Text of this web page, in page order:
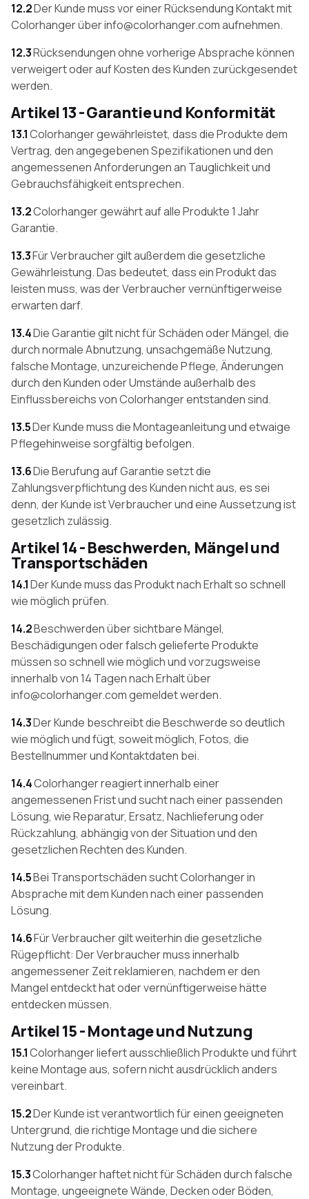
12.2Der Kunde muss vor einer Rücksendung Kontakt mit
Colorhanger über info@colorhanger.com aufnehmen.
12.3Rücksendungen ohne vorherige Absprache können
verweigert oder auf Kosten des Kunden zurückgesendet
werden.
Artikel 13 - Garantie und Konformität
13.1Colorhanger gewährleistet, dass die Produkte dem
Vertrag, den angegebenen Spezifikationen und den
angemessenen Anforderungen an Tauglichkeit und
Gebrauchsfähigkeit entsprechen.
13.2Colorhanger gewährt auf alle Produkte 1 Jahr
Garantie.
13.3Für Verbraucher gilt außerdem die gesetzliche
Gewährleistung. Das bedeutet, dass ein Produkt das
leisten muss, was der Verbraucher vernünftigerweise
erwarten darf.
13.4Die Garantie gilt nicht für Schäden oder Mängel, die
durch normale Abnutzung, unsachgemäße Nutzung,
falsche Montage, unzureichende Pflege, Änderungen
durch den Kunden oder Umstände außerhalb des
Einflussbereichs von Colorhanger entstanden sind.
13.5Der Kunde muss die Montageanleitung und etwaige
Pflegehinweise sorgfältig befolgen.
13.6Die Berufung auf Garantie setzt die
Zahlungsverpflichtung des Kunden nicht aus, es sei
denn, der Kunde ist Verbraucher und eine Aussetzung ist
gesetzlich zulässig.
Artikel 14 - Beschwerden, Mängel und
Transportschäden
14.1Der Kunde muss das Produkt nach Erhalt so schnell
wie möglich prüfen.
14.2Beschwerden über sichtbare Mängel,
Beschädigungen oder falsch gelieferte Produkte
müssen so schnell wie möglich und vorzugsweise
innerhalb von 14 Tagen nach Erhalt über
info@colorhanger.com gemeldet werden.
14.3Der Kunde beschreibt die Beschwerde so deutlich
wie möglich und fügt, soweit möglich, Fotos, die
Bestellnummer und Kontaktdaten bei.
14.4Colorhanger reagiert innerhalb einer
angemessenen Frist und sucht nach einer passenden
Lösung, wie Reparatur, Ersatz, Nachlieferung oder
Rückzahlung, abhängig von der Situation und den
gesetzlichen Rechten des Kunden.
14.5Bei Transportschäden sucht Colorhanger in
Absprache mit dem Kunden nach einer passenden
Lösung.
14.6Für Verbraucher gilt weiterhin die gesetzliche
Rügepflicht: Der Verbraucher muss innerhalb
angemessener Zeit reklamieren, nachdem er den
Mangel entdeckt hat oder vernünftigerweise hätte
entdecken müssen.
Artikel 15 - Montage und Nutzung
15.1Colorhanger liefert ausschließlich Produkte und führt
keine Montage aus, sofern nicht ausdrücklich anders
vereinbart.
15.2Der Kunde ist verantwortlich für einen geeigneten
Untergrund, die richtige Montage und die sichere
Nutzung der Produkte.
15.3Colorhanger haftet nicht für Schäden durch falsche
Montage, ungeeignete Wände, Decken oder Böden,